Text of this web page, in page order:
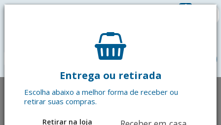
0
Entrega ou retirada
Escolha abaixo a melhor forma de receber ou
retirar suas compras.
Retirar na loja